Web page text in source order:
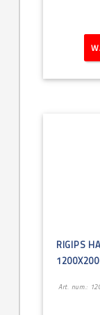
RIGIPS
Art. num.: